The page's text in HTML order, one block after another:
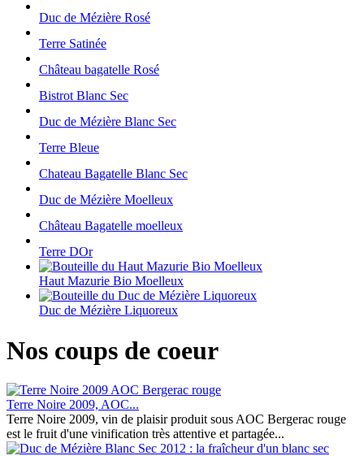
Duc de Mézière Rosé
Terre Satinée
Château bagatelle Rosé
Bistrot Blanc Sec
Duc de Mézière Blanc Sec
Terre Bleue
Chateau Bagatelle Blanc Sec
Duc de Mézière Moelleux
Château Bagatelle moelleux
Terre DOr
Haut Mazurie Bio Moelleux
Duc de Mézière Liquoreux
Nos coups de coeur
Terre Noire 2009, AOC...
Terre Noire 2009, vin de plaisir produit sous AOC Bergerac rouge
est le fruit d'une vinification très attentive et partagée...